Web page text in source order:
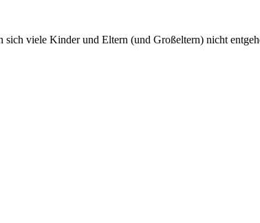
viele Kinder und Eltern (und Großeltern) nicht